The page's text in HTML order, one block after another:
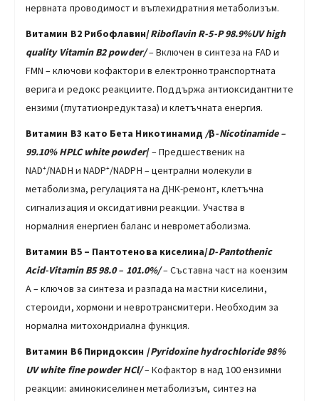
нервната проводимост и въглехидратния метаболизъм.
Витамин B2 Рибофлавин/Riboflavin R-5-P 98.9%UV high
quality Vitamin B2 powder/– Включен в синтеза на FAD и
FMN – ключови кофактори в електроннотранспортната
верига и редокс реакциите. Поддържа антиоксидантните
ензими (глутатионредуктаза) и клетъчната енергия.
Витамин B3 като Бета Никотинамид /β-Nicotinamide –
99.10% HPLC whitepowder/– Предшественик на
NAD⁺/NADH и NADP⁺/NADPH – централни молекули в
метаболизма, регулацията на ДНК-ремонт, клетъчна
сигнализация и оксидативни реакции. Участва в
нормалния енергиен баланс и неврометаболизма.
Витамин В5 – Пантотенова киселина/D-Pantothenic
Acid-Vitamin B5 98.0 – 101.0%/– Съставна част на коензим
A – ключов за синтеза и разпада на мастни киселини,
стероиди, хормони и невротрансмитери. Необходим за
нормална митохондриална функция.
Витамин В6 Пиридоксин /Pyridoxine hydrochloride 98%
UV white fine powderНСl/– Кофактор в над 100 ензимни
реакции: аминокиселинен метаболизъм, синтез на